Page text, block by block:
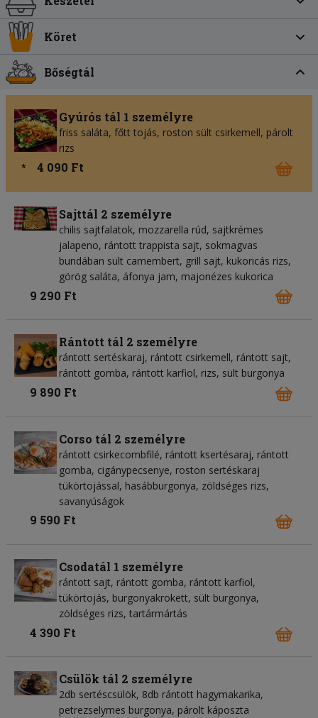
Köret
Bőségtál
Gyúrós tál 1 személyre
friss saláta, főtt tojás, roston sült csirkemell, párolt
rizs
*
4 090 Ft
Sajttál 2 személyre
chilis sajtfalatok, mozzarella rúd, sajtkrémes
jalapeno, rántott trappista sajt, sokmagvas
bundában sült camembert, grill sajt, kukoricás rizs,
görög saláta, áfonya jam, majonézes kukorica
9 290 Ft
Rántott tál 2 személyre
rántott sertéskaraj, rántott csirkemell, rántott sajt,
rántott gomba, rántott karfiol, rizs, sült burgonya
9 890 Ft
Corso tál 2 személyre
rántott csirkecombfilé, rántott ksertésaraj, rántott
gomba, cigánypecsenye, roston sertéskaraj
tükörtojással, hasábburgonya, zöldséges rizs,
savanyúságok
9 590 Ft
Csodatál 1 személyre
rántott sajt, rántott gomba, rántott karfiol,
tükörtojás, burgonyakrokett, sült burgonya,
zöldséges rizs, tartármártás
4 390 Ft
Csülök tál 2 személyre
2db sertéscsülök, 8db rántott hagymakarika,
petrezselymes burgonya, párolt káposzta